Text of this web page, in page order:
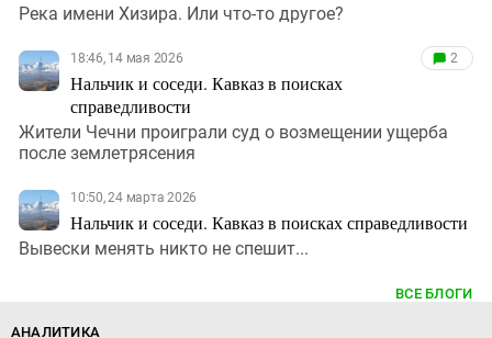
Река имени Хизира. Или что-то другое?
18:46, 14 мая 2026
Нальчик и соседи. Кавказ в поисках
справедливости
2
Жители Чечни проиграли суд о возмещении ущерба
после землетрясения
10:50, 24 марта 2026
Нальчик и соседи. Кавказ в поисках справедливости
Вывески менять никто не спешит...
ВСЕ БЛОГИ
АНАЛИТИКА